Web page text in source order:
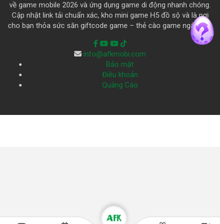
về game mobile 2026 và ứng dụng game di động nhanh chóng.
Cập nhật link tải chuẩn xác, kho mini game H5 đồ sộ và là nơi
cho bạn thỏa sức săn giftcode game – thẻ cào game ngập trời.
info@afkmobi.com
Bảo mật
Điều khoản
Quảng Cáo